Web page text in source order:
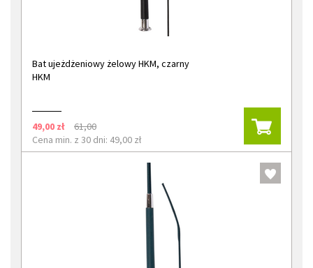
Bat ujeżdżeniowy żelowy HKM, czarny
HKM
49,00 zł
61,00
Cena min. z 30 dni: 49,00 zł